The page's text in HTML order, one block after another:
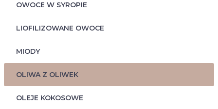
OWOCE W SYROPIE
LIOFILIZOWANE OWOCE
MIODY
OLIWA Z OLIWEK
OLEJE KOKOSOWE